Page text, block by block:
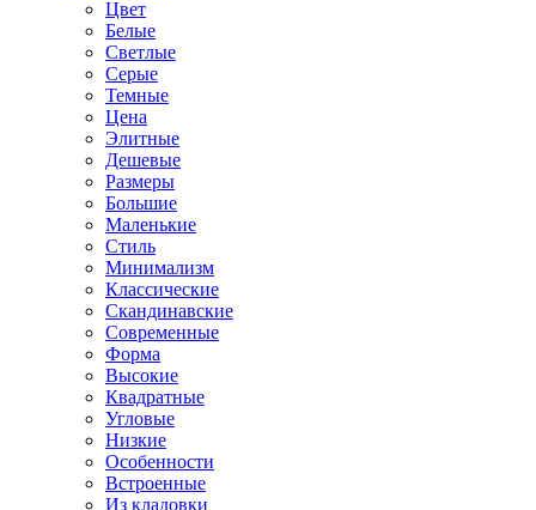
Цвет
Белые
Светлые
Серые
Темные
Цена
Элитные
Дешевые
Размеры
Большие
Маленькие
Стиль
Минимализм
Классические
Скандинавские
Современные
Форма
Высокие
Квадратные
Угловые
Низкие
Особенности
Встроенные
Из кладовки